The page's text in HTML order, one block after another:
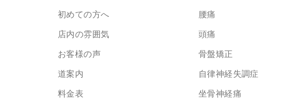
初めての方へ
店内の雰囲気
お客様の声
道案内
料金表
腰痛
頭痛
骨盤矯正
自律神経失調症
坐骨神経痛